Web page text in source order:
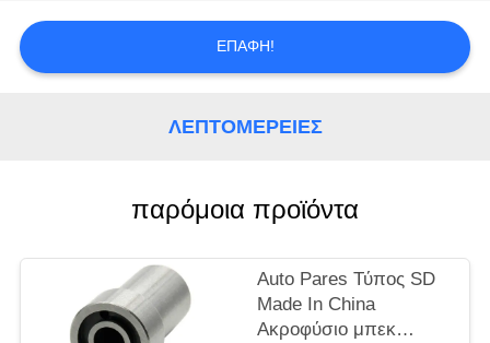
ΕΙΔΉΣΕΙΣ
PRIVACY
ΕΠΑΦΉ!
ΛΕΠΤΟΜΈΡΕΙΕΣ
παρόμοια προϊόντα
Auto Pares Τύπος SD
Made In China
Ακροφύσιο μπεκ